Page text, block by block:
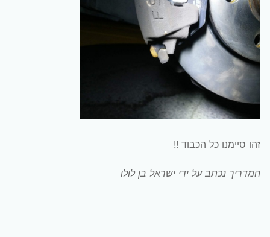
זהו סיימנו כל הכבוד !!
המדריך נכתב על ידי ישראל בן לולו